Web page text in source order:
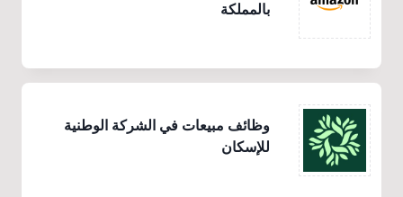
بالمملكة
وظائف مبيعات في الشركة الوطنية
للإسكان